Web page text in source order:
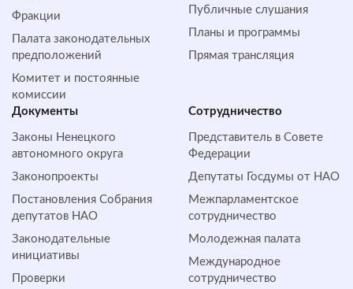
Фракции
Палата законодательных
предположений
Комитет и постоянные
комиссии
Публичные слушания
Планы и программы
Прямая трансляция
Документы
Законы Ненецкого
автономного округа
Законопроекты
Постановления Собрания
депутатов НАО
Законодательные
инициативы
Проверки
Сотрудничество
Представитель в Совете
Федерации
Депутаты Госдумы от НАО
Межпарламентское
сотрудничество
Молодежная палата
Международное
сотрудничество